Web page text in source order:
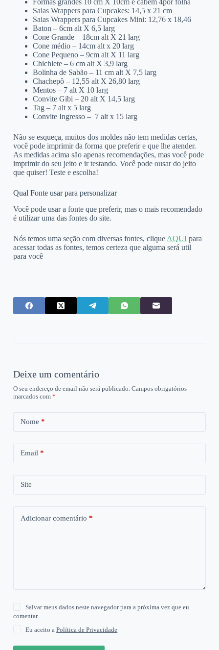
Saias Wrappers para Cupcakes: 14,5 x 21 cm
Saias Wrappers para Cupcakes Mini: 12,76 x 18,46
Baton – 6cm alt X 6,5 larg
Cone Grande – 18cm alt X 21 larg
Cone médio – 14cm alt x 20 larg
Cone Pequeno – 9cm alt X 11 larg
Chichlete – 6 cm alt X 3,9 larg
Bolinha de Sabão – 11 cm alt X 7,5 larg
Chachepô – 12,55 alt X 26,80 larg
Mentos – 7 alt X 10 larg
Convite Gibi – 20 alt X 14,5 larg
Tag – 7 alt x 5 larg
Convite Ingresso – 7 alt x 15 larg
Não se esqueça, muitos dos moldes não tem medidas certas,
você pode imprimir da forma que preferir e que lhe atender.
As medidas acima são apenas recomendações, mas você pode
imprimir do seu jeito e ir testando. Você pode ousar do jeito
que quiser! Teste e escolha!
Qual Fonte usar para personalizar
Você pode usar a fonte que preferir, mas o mais recomendado
é utilizar uma das fontes do site.
Nós temos uma seção com diversas fontes, clique AQUIpara
acessar todas as fontes, temos certeza que alguma será util
para você
Deixe um comentário
O seu endereço de email não será publicado. Campos obrigatórios
marcados com *
Nome *
Email *
Site
Adicionar comentário *
Salvar meus dados neste navegador para a próxima vez que eu
comentar.
Eu aceito aPolítica de Privacidade